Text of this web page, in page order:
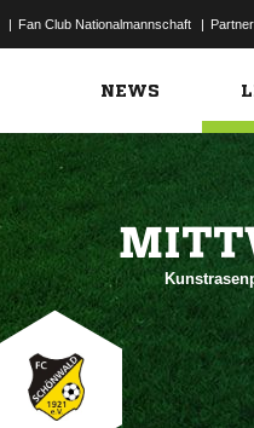
| Fan Club Nationalmannschaft | Partner
NEWS